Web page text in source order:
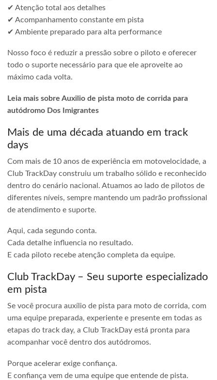
✔ Atenção total aos detalhes
✔ Acompanhamento constante em pista
✔ Ambiente preparado para alta performance
Nosso foco é reduzir a pressão sobre o piloto e oferecer
todo o suporte necessário para que ele aproveite ao
máximo cada volta.
Leia mais sobre Auxilio de pista moto de corrida para
autódromo Dos Imigrantes
Mais de uma década atuando em track
days
Com mais de 10 anos de experiência em motovelocidade, a
Club TrackDay construiu um trabalho sólido e reconhecido
dentro do cenário nacional. Atuamos ao lado de pilotos de
diferentes níveis, sempre mantendo um padrão profissional
de atendimento e suporte.
Aqui, cada segundo conta.
Cada detalhe influencia no resultado.
E cada piloto recebe atenção completa da equipe.
Club TrackDay – Seu suporte especializado
em pista
Se você procura auxílio de pista para moto de corrida, com
uma equipe preparada, experiente e presente em todas as
etapas do track day, a Club TrackDay está pronta para
acompanhar você dentro dos autódromos.
Porque acelerar exige confiança.
E confiança vem de uma equipe que entende de pista.